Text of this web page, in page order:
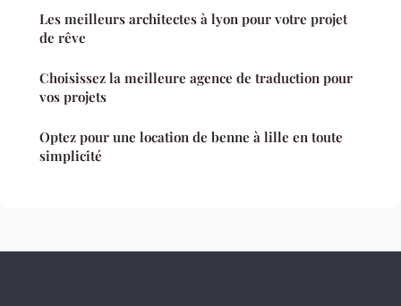
Les meilleurs architectes à lyon pour votre projet
de rêve
Choisissez la meilleure agence de traduction pour
vos projets
Optez pour une location de benne à lille en toute
simplicité